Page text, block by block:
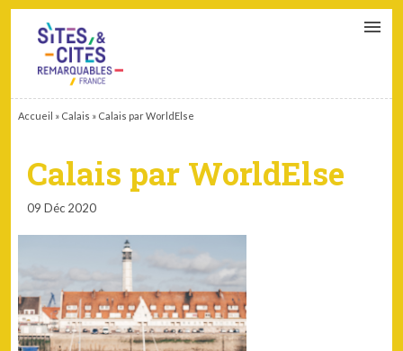
Accueil » Calais » Calais par WorldElse
Calais par WorldElse
09 Déc 2020